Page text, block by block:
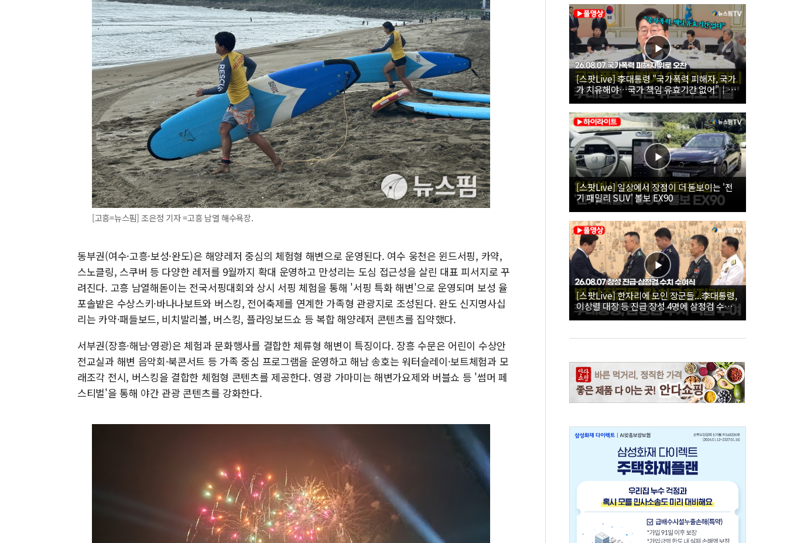
[고흥=뉴스핌] 조은정 기자 =고흥 남열 해수욕장.
동부권(여수·고흥·보성·완도)은 해양레저 중심의 체험형 해변으로 운영된다. 여수 웅천은 윈드서핑, 카약,
스노클링, 스쿠버 등 다양한 레저를 9월까지 확대 운영하고 만성리는 도심 접근성을 살린 대표 피서지로 꾸
려진다. 고흥 남열해돋이는 전국서핑대회와 상시 서핑 체험을 통해 '서핑 특화 해변'으로 운영되며 보성 율
포솔밭은 수상스키·바나나보트와 버스킹, 전어축제를 연계한 가족형 관광지로 조성된다. 완도 신지명사십
리는 카약·패들보드, 비치발리볼, 버스킹, 플라잉보드쇼 등 복합 해양레저 콘텐츠를 집약했다.
서부권(장흥·해남·영광)은 체험과 문화행사를 결합한 체류형 해변이 특징이다. 장흥 수문은 어린이 수상안
전교실과 해변 음악회·북콘서트 등 가족 중심 프로그램을 운영하고 해남 송호는 워터슬레이·보트체험과 모
래조각 전시, 버스킹을 결합한 체험형 콘텐츠를 제공한다. 영광 가마미는 해변가요제와 버블쇼 등 '썸머 페
스티벌'을 통해 야간 관광 콘텐츠를 강화한다.
[스팟Live] 李대통령 "국가폭력 피해자, 국가
가 치유해야…국가 책임 유효기간 없어"｜
26.08.07 국가폭력 피해자 위로 오찬
[스팟Live] 일상에서 장점이 더 돋보이는 '전
기 패밀리 SUV' 볼보 EX90
[스팟Live] 한자리에 모인 장군들...李대통령,
이상렬 대장 등 진급 장성 4명에 삼정검 수치
직접 수여｜26.08.07 장성 진급·삼정검 수치